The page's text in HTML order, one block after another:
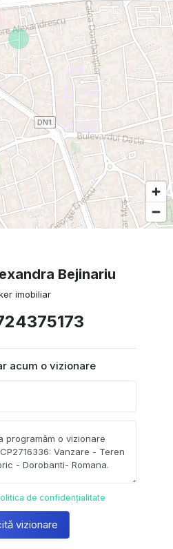
Bejinariu
imobiliar
acum o vizionare
de confidențialitate
vizionare